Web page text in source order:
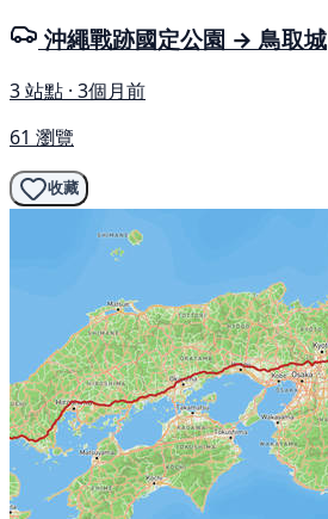
沖繩戰跡國定公園 → 鳥取城
3 站點 · 3個月前
61 瀏覽
收藏